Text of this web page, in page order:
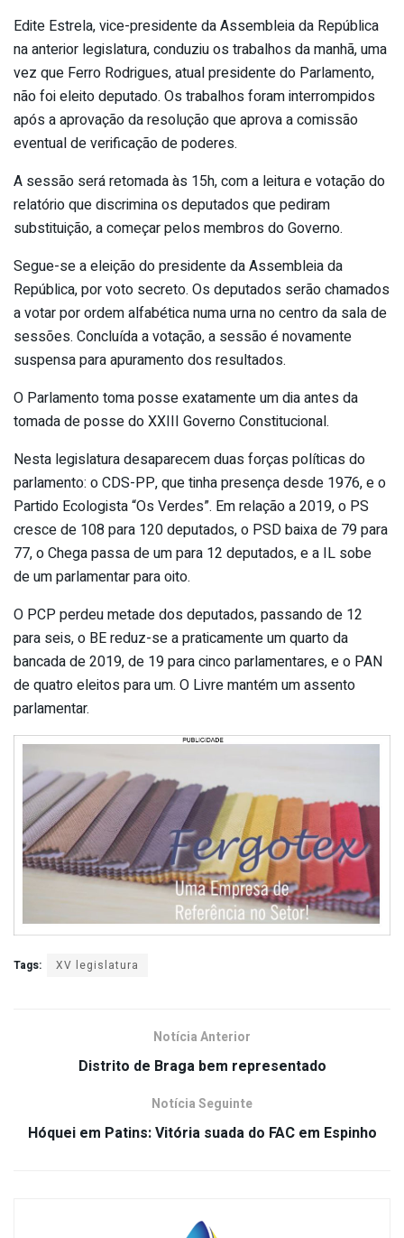
Edite Estrela, vice-presidente da Assembleia da República
na anterior legislatura, conduziu os trabalhos da manhã, uma
vez que Ferro Rodrigues, atual presidente do Parlamento,
não foi eleito deputado. Os trabalhos foram interrompidos
após a aprovação da resolução que aprova a comissão
eventual de verificação de poderes.
A sessão será retomada às 15h, com a leitura e votação do
relatório que discrimina os deputados que pediram
substituição, a começar pelos membros do Governo.
Segue-se a eleição do presidente da Assembleia da
República, por voto secreto. Os deputados serão chamados
a votar por ordem alfabética numa urna no centro da sala de
sessões. Concluída a votação, a sessão é novamente
suspensa para apuramento dos resultados.
O Parlamento toma posse exatamente um dia antes da
tomada de posse do XXIII Governo Constitucional.
Nesta legislatura desaparecem duas forças políticas do
parlamento: o CDS-PP, que tinha presença desde 1976, e o
Partido Ecologista “Os Verdes”. Em relação a 2019, o PS
cresce de 108 para 120 deputados, o PSD baixa de 79 para
77, o Chega passa de um para 12 deputados, e a IL sobe
de um parlamentar para oito.
O PCP perdeu metade dos deputados, passando de 12
para seis, o BE reduz-se a praticamente um quarto da
bancada de 2019, de 19 para cinco parlamentares, e o PAN
de quatro eleitos para um. O Livre mantém um assento
parlamentar.
Tags: XV legislatura
Notícia Anterior
Distrito de Braga bem representado
Notícia Seguinte
Hóquei em Patins: Vitória suada do FAC em Espinho